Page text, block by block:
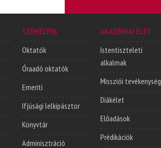
SZEMÉLYEK
Oktatók
Óraadó oktatók
Emeriti
Ifjúsági lelkipásztor
Könyvtár
Adminisztráció
AKADÉMIAI ÉLET
Istentiszteleti
alkalmak
Missziói tevékenység
Diákélet
Előadások
Prédikációk